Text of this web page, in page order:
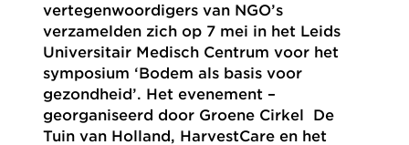
vertegenwoordigers van NGO’s
verzamelden zich op 7 mei in het Leids
Universitair Medisch Centrum voor het
symposium ‘Bodem als basis voor
gezondheid’. Het evenement –
georganiseerd door Groene Cirkel De
Tuin van Holland, HarvestCare en het